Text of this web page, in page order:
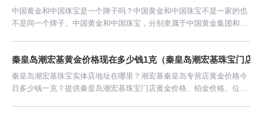
中国黄金和中国珠宝是一个牌子吗？中国黄金和中国珠宝不是一家的也
不是同一个牌子。中国黄金和中国珠宝，分别隶属于中国黄金集团和中
秦皇岛潮宏基黄金价格现在多少钱1克（秦皇岛潮宏基珠宝门店）
秦皇岛潮宏基珠宝实体店地址在哪里？潮宏基秦皇岛专营店黄金价格今
日多少钱一克？提供秦皇岛潮宏基珠宝门店黄金价格、铂金价格、位